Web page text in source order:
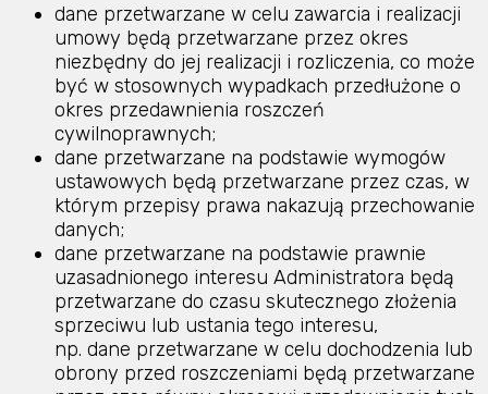
dane przetwarzane w celu zawarcia i realizacji
umowy będą przetwarzane przez okres
niezbędny do jej realizacji i rozliczenia, co może
być w stosownych wypadkach przedłużone o
okres przedawnienia roszczeń
cywilnoprawnych;
dane przetwarzane na podstawie wymogów
ustawowych będą przetwarzane przez czas, w
którym przepisy prawa nakazują przechowanie
danych;
dane przetwarzane na podstawie prawnie
uzasadnionego interesu Administratora będą
przetwarzane do czasu skutecznego złożenia
sprzeciwu lub ustania tego interesu,
np. dane przetwarzane w celu dochodzenia lub
obrony przed roszczeniami będą przetwarzane